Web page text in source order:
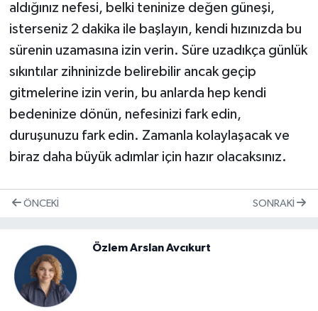
aldığınız nefesi, belki teninize değen güneşi,
isterseniz 2 dakika ile başlayın, kendi hızınızda bu
sürenin uzamasına izin verin. Süre uzadıkça günlük
sıkıntılar zihninizde belirebilir ancak geçip
gitmelerine izin verin, bu anlarda hep kendi
bedeninize dönün, nefesinizi fark edin,
duruşunuzu fark edin. Zamanla kolaylaşacak ve
biraz daha büyük adımlar için hazır olacaksınız.
ÖNCEKI SONRAKI
Özlem Arslan Avcıkurt